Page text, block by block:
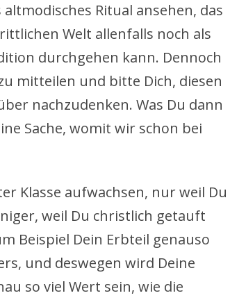
Ritual ansehen, das
Welt allenfalls noch als
durchgehen kann. Dennoch
mitteilen und bitte Dich, diesen
nachzudenken. Was Du dann
Sache, womit wir schon bei
Klasse aufwachsen, nur weil Du
weil Du christlich getauft
Beispiel Dein Erbteil genauso
und deswegen wird Deine
so viel Wert sein, wie die